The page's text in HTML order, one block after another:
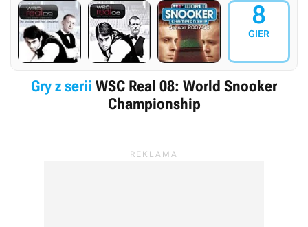
8
GIER
Gry z serii WSC Real 08: World Snooker
Championship